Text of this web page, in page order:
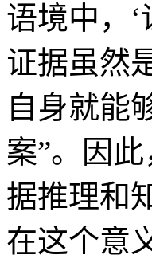
语境中，
证据虽然
自身就能
案”。因
据推理和
在这个意